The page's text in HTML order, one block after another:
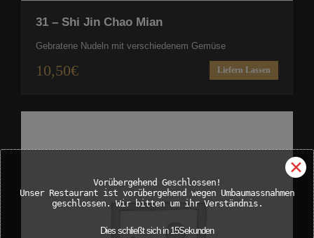
31 – Shi Jin Chao Mian
Gebratene Nudeln mit verschiedenem Gemüse
10,50€ Liefern Lassen
✕
Vorübergehend Geschlossen!
Unser Restaurant ist vorübergehend wegen Umbaumassnahmen
geschlossen. Wir bitten um ihr Verständnis.
Dies schließt sich in 15Sekunden